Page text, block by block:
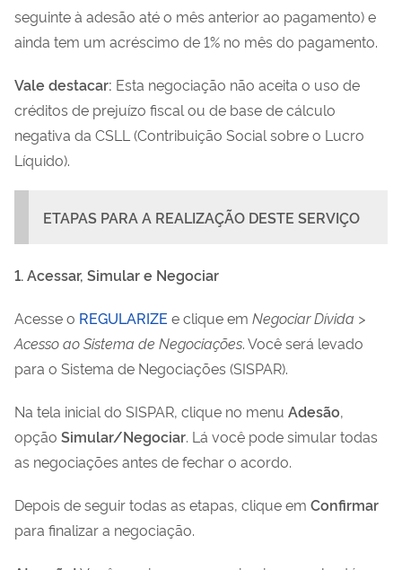
seguinte à adesão até o mês anterior ao pagamento) e
ainda tem um acréscimo de 1% no mês do pagamento.
Vale destacar: Esta negociação não aceita o uso de
créditos de prejuízo fiscal ou de base de cálculo
negativa da CSLL (Contribuição Social sobre o Lucro
Líquido).
ETAPAS PARA A REALIZAÇÃO DESTE SERVIÇO
1. Acessar, Simular e Negociar
Acesse o REGULARIZE e clique em Negociar Dívida >
Acesso ao Sistema de Negociações. Você será levado
para o Sistema de Negociações (SISPAR).
Na tela inicial do SISPAR, clique no menu Adesão,
opção Simular/Negociar. Lá você pode simular todas
as negociações antes de fechar o acordo.
Depois de seguir todas as etapas, clique em Confirmar
para finalizar a negociação.